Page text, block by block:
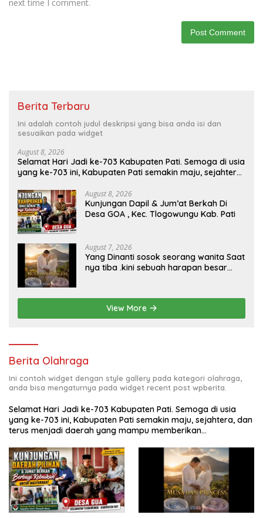
next time I comment.
Berita Terbaru
Ini adalah contoh judul deskripsi yang bisa anda isi dan
sesuaikan pada widget
August 8, 2026
Selamat Hari Jadi ke-703 Kabupaten Pati. Semoga di usia
yang ke-703 ini, Kabupaten Pati semakin maju, sejahtera,
kesejahteraan bagi seluruh masyarakatnya. Semoga
sinergi dan kolaborasi yang telah terjalin semakin kuat
demi mewujudkan pembangunan yang berkelanjutan.
Dirgahayu Kabupaten Pati ke-703. Salam sedulur Pati
Selawase. Facebook
August 8, 2026
Kunjungan Dapil & Jum’at Berkah Di
Desa GOA , Kec. Tlogowungu Kab. Pati
August 7, 2026
Yang Dinanti sosok seorang wanita Saat
nya tiba .kini sebuah harapan besar
buah hati yang berjudul Musa & Princes.
View More
Berita Olahraga
Ini contoh widget dengan style gallery pada kategori olahraga,
anda bisa mengaturnya pada widget recent post wpberita.
Selamat Hari Jadi ke-703 Kabupaten Pati. Semoga di usia
yang ke-703 ini, Kabupaten Pati semakin maju, sejahtera, dan
terus menjadi daerah yang mampu memberikan
dan kolaborasi yang telah terjalin semakin kuat demi
mewujudkan pembangunan yang berkelanjutan. Dirgahayu
Kabupaten Pati ke-703. Salam sedulur Pati Selawase.
Facebook